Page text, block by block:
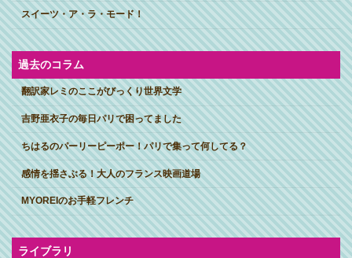
スイーツ・ア・ラ・モード！
過去のコラム
翻訳家レミのここがびっくり世界文学
吉野亜衣子の毎日パリで困ってました
ちはるのパーリーピーポー！パリで集って何してる？
感情を揺さぶる！大人のフランス映画道場
MYOREIのお手軽フレンチ
ライブラリ